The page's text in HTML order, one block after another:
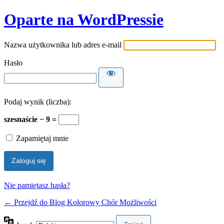
Oparte na WordPressie
Nazwa użytkownika lub adres e-mail
Hasło
Podaj wynik (liczba):
szesnaście − 9 =
Zapamiętaj mnie
Nie pamiętasz hasła?
← Przejdź do Blog Kolorowy Chór Możliwości